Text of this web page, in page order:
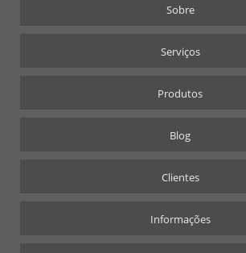
Sobre
Serviços
Produtos
Blog
Clientes
Informações